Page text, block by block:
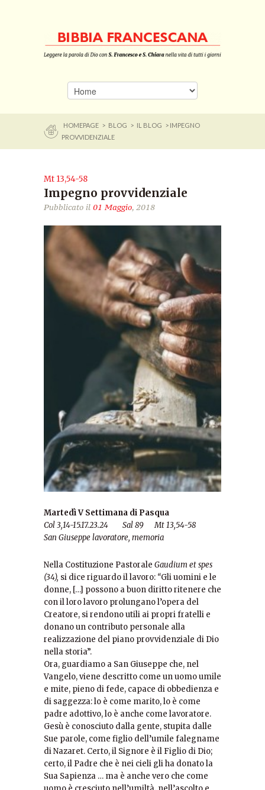
HOMEPAGE > BLOG > IL BLOG
> IMPEGNO
PROVVIDENZIALE
Mt 13,54-58
Impegno provvidenziale
Pubblicato il 01 Maggio, 2018
Martedì V Settimana di Pasqua
Col 3,14-15.17.23.24 Sal 89 Mt 13,54-58
San Giuseppe lavoratore, memoria
Nella Costituzione Pastorale Gaudium et spes
(34), si dice riguardo il lavoro: “Gli uomini e le
donne, […] possono a buon diritto ritenere che
con il loro lavoro prolungano l’opera del
Creatore, si rendono utili ai propri fratelli e
donano un contributo personale alla
realizzazione del piano provvidenziale di Dio
nella storia”.
Ora, guardiamo a San Giuseppe che, nel
Vangelo, viene descritto come un uomo umile
e mite, pieno di fede, capace di obbedienza e
di saggezza: lo è come marito, lo è come
padre adottivo, lo è anche come lavoratore.
Gesù è conosciuto dalla gente, stupita dalle
Sue parole, come figlio dell’umile falegname
di Nazaret. Certo, il Signore è il Figlio di Dio;
certo, il Padre che è nei cieli gli ha donato la
Sua Sapienza … ma è anche vero che come